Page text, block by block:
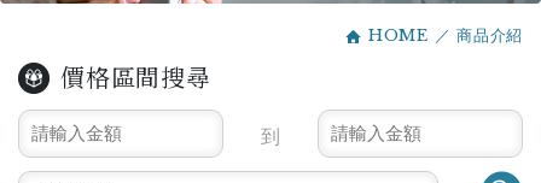
HOME 商品介紹
價格區間搜尋
到